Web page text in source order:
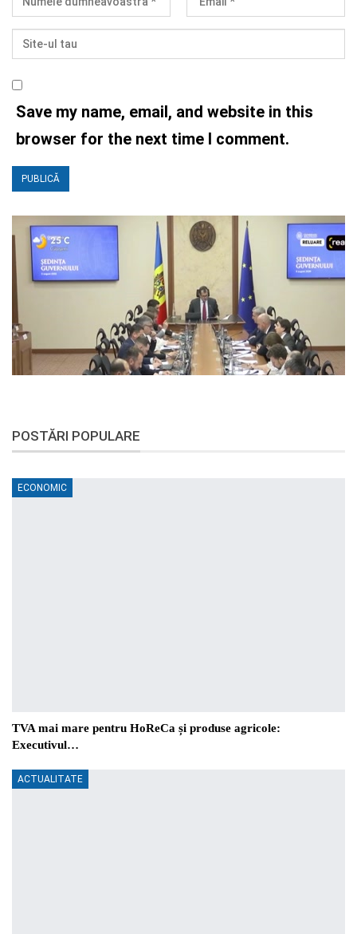
Save my name, email, and website in this
browser for the next time I comment.
POSTĂRI POPULARE
ECONOMIC
TVA mai mare pentru HoReCa și produse agricole:
Executivul…
ACTUALITATE